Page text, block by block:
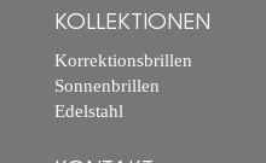
KOLLEKTIONEN
Korrektionsbrillen
Sonnenbrillen
Edelstahl